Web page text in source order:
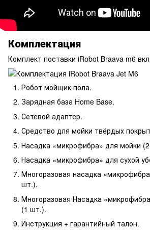
Комплектация
Комплект поставки iRobot Braava m6
Робот мойщик пола.
Зарядная база Home Base.
Сетевой адаптер.
Средство для мойки твёрдых
Насадка «микрофибра» для мойки
Насадка «микрофибра» для сухой
Многоразовая насадка
шт.).
Многоразовая Насадка
(1 шт.).
Инструкция + гарантийный талон.